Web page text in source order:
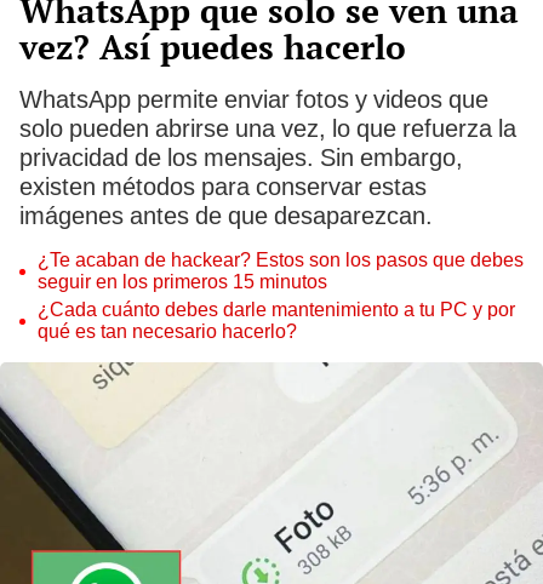
WhatsApp que solo se ven una
vez? Así puedes hacerlo
WhatsApp permite enviar fotos y videos que
solo pueden abrirse una vez, lo que refuerza la
privacidad de los mensajes. Sin embargo,
existen métodos para conservar estas
imágenes antes de que desaparezcan.
¿Te acaban de hackear? Estos son los pasos que debes
seguir en los primeros 15 minutos
¿Cada cuánto debes darle mantenimiento a tu PC y por
qué es tan necesario hacerlo?